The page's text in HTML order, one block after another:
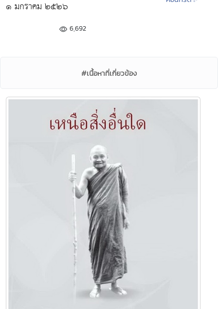
๑ มกราคม ๒๕๒๖
6,692
#เนื้อหาที่เกี่ยวข้อง